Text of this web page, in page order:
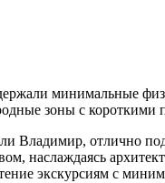
минимальные
зоны с
Владимир, отлично
наслаждаясь
экскурсиям с